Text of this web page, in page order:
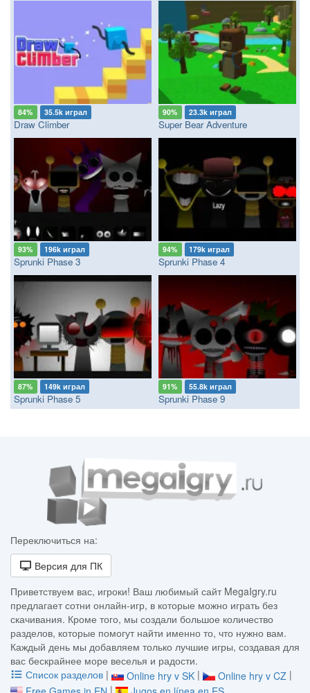
84% 35.5k играл
Draw Climber
90% 23.3k играл
Super Bear Adventure
93% 196k играл
Sprunki Phase 3
94% 179k играл
Sprunki Phase 4
87% 149k играл
Sprunki Phase 5
91% 55.8k играл
Sprunki Phase 9
Переключиться на:
Версия для ПК
Приветствуем вас, игроки! Ваш любимый сайт MegaIgry.ru
предлагает сотни онлайн-игр, в которые можно играть без
скачивания. Кроме того, мы создали большое количество
разделов, которые помогут найти именно то, что нужно вам.
Каждый день мы добавляем только лучшие игры, создавая для
вас бескрайнее море веселья и радости.
Список разделов | Online hry v SK | Online hry v CZ |
|